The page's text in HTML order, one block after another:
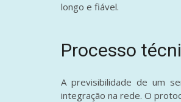
longo e fiável.
Processo
A previsibilidade de um
integração na rede. O